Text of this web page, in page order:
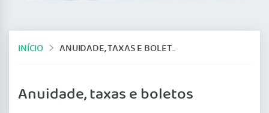
INÍCIO ANUIDADE, TAXAS E BOLETOS
Anuidade, taxas e boletos